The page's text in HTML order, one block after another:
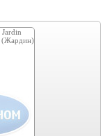
Jardin
(Жардин)